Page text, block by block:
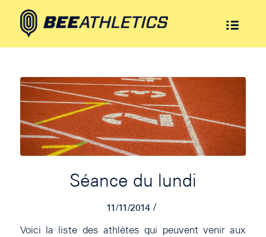
Séance du lundi
11/11/2014 /
Voici la liste des athlètes qui peuvent venir aux